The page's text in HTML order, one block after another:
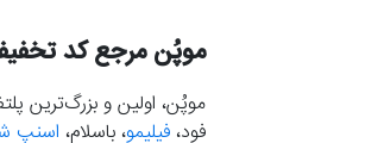
موپُن مرجع کد
موپُن، اولین و بزرگ‌ترین
فود، فیلیمو، باسلام، اسنپ